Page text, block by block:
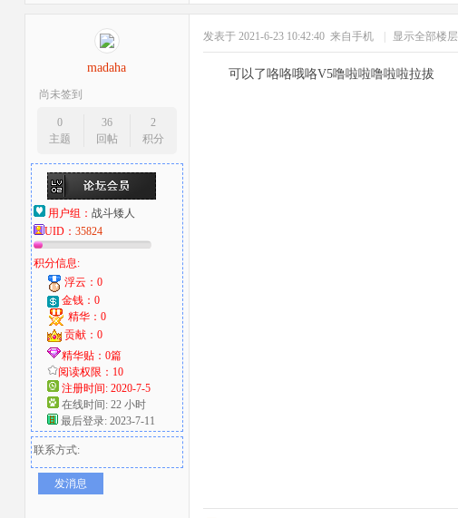
madaha
尚未签到
0
主题
36
回帖
2
积分
用户组： 战斗矮人
UID： 35824
积分信息:
浮云：0
金钱：0
精华：0
贡献：0
精华贴：0篇
阅读权限：10
注册时间: 2020-7-5
在线时间: 22 小时
最后登录: 2023-7-11
联系方式:
发消息
发表于 2021-6-23 10:42:40 来自手机 显示全部楼层
可以了咯咯哦咯V5噜啦啦噜啦啦拉拔